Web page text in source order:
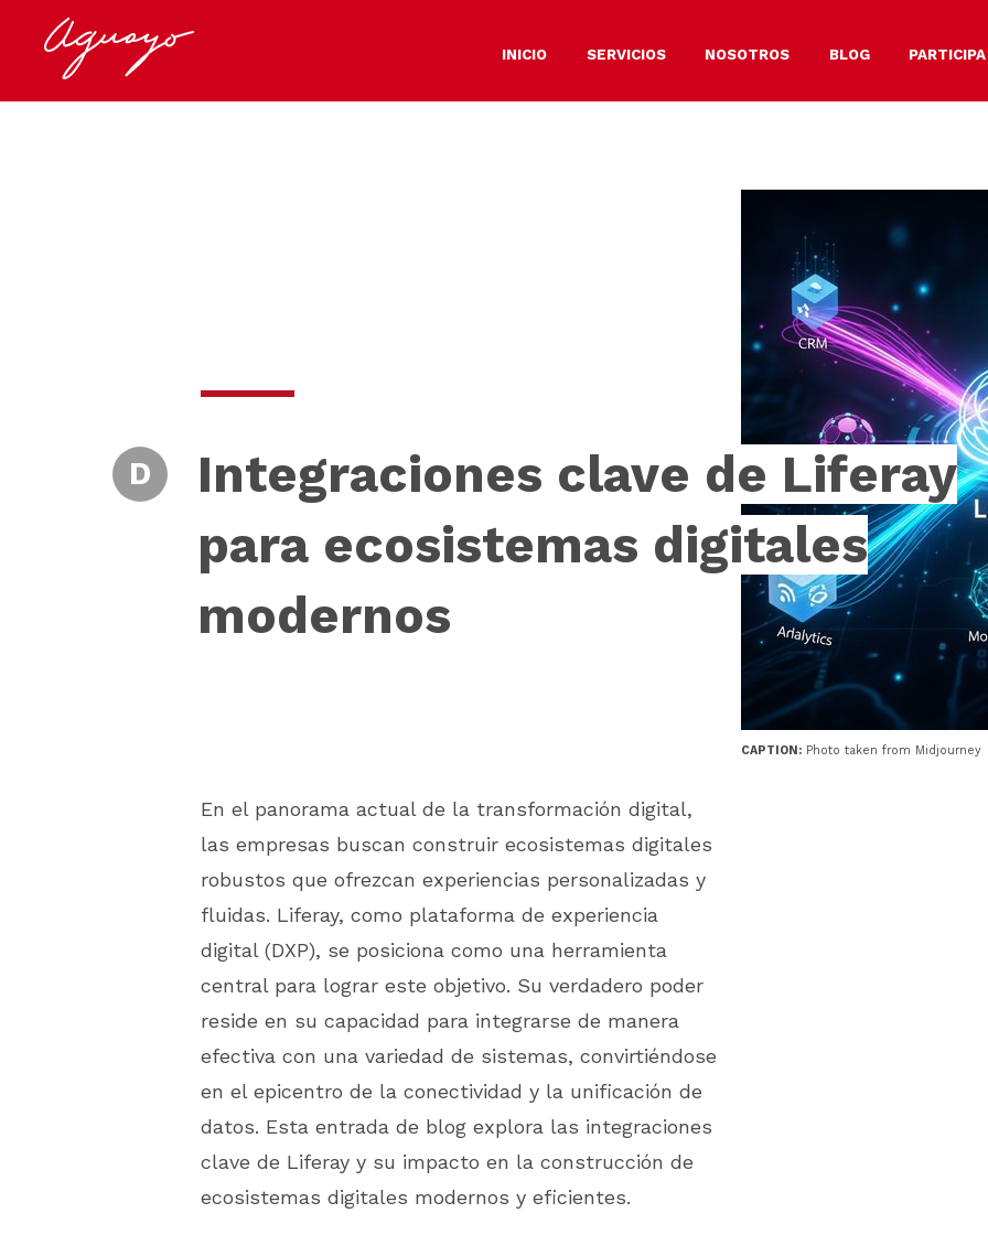
INICIO SERVICIOS NOSOTROS BLOG
D
Integraciones clave de Liferay
para ecosistemas digitales
modernos
En el panorama actual de la transformación digital,
las empresas buscan construir ecosistemas digitales
robustos que ofrezcan experiencias personalizadas y
fluidas. Liferay, como plataforma de experiencia
digital (DXP), se posiciona como una herramienta
central para lograr este objetivo. Su verdadero poder
reside en su capacidad para integrarse de manera
efectiva con una variedad de sistemas, convirtiéndose
en el epicentro de la conectividad y la unificación de
datos. Esta entrada de blog explora las integraciones
clave de Liferay y su impacto en la construcción de
ecosistemas digitales modernos y eficientes.
CAPTION: Photo taken from Midjourney